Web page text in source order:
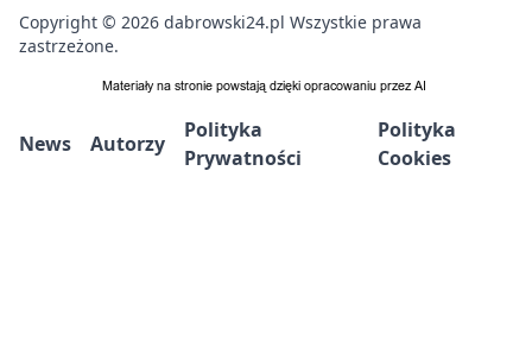
Copyright © 2026 dabrowski24.pl Wszystkie prawa
zastrzeżone.
News Autorzy
Polityka
Prywatności
Polityka
Cookies